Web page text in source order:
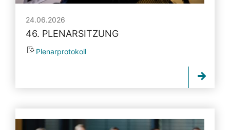
24.06.2026
46. PLENARSITZUNG
Plenarprotokoll